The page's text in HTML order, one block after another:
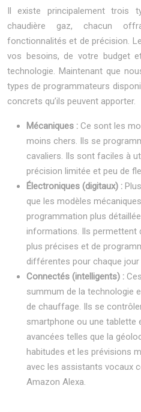
Il existe principalement trois
chaudière gaz, chacun
fonctionnalités et de précision.
vos besoins, de votre budget
technologie. Maintenant que
types de programmateurs
concrets qu’ils peuvent apporter.
Mécaniques : Ce sont les
moins chers. Ils se
cavaliers. Ils sont faciles à
précision limitée et peu de
Électroniques (digitaux) :
que les modèles
programmation plus
informations. Ils permettent
plus précises et de
différentes pour chaque jour
Connectés (intelligents) :
summum de la technologie
de chauffage. Ils se
smartphone ou une
avancées telles que la
habitudes et les prévisions
avec les assistants vocaux
Amazon Alexa.